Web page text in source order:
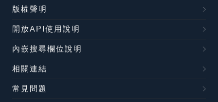
版權聲明
開放API使用說明
內嵌搜尋欄位說明
相關連結
常見問題